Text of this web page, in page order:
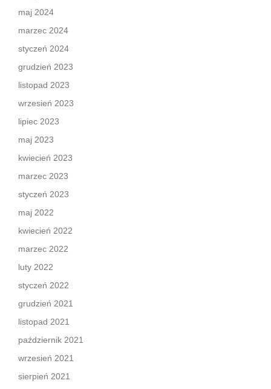
maj 2024
marzec 2024
styczeń 2024
grudzień 2023
listopad 2023
wrzesień 2023
lipiec 2023
maj 2023
kwiecień 2023
marzec 2023
styczeń 2023
maj 2022
kwiecień 2022
marzec 2022
luty 2022
styczeń 2022
grudzień 2021
listopad 2021
październik 2021
wrzesień 2021
sierpień 2021